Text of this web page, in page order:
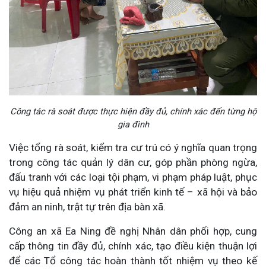
Công tác rà soát được thực hiện đầy đủ, chính xác đến từng hộ
gia đình
Việc tổng rà soát, kiểm tra cư trú có ý nghĩa quan trọng
trong công tác quản lý dân cư, góp phần phòng ngừa,
đấu tranh với các loại tội phạm, vi phạm pháp luật, phục
vụ hiệu quả nhiệm vụ phát triển kinh tế – xã hội và bảo
đảm an ninh, trật tự trên địa bàn xã.
Công an xã Ea Ning đề nghị Nhân dân phối hợp, cung
cấp thông tin đầy đủ, chính xác, tạo điều kiện thuận lợi
để các Tổ công tác hoàn thành tốt nhiệm vụ theo kế